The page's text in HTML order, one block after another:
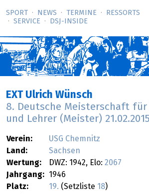
SPORT NEWS TERMINE
RESSORTS
SERVICE
DSJ-­INSIDE
EXT Ulrich Wünsch
8. Deutsche Meisterschaft für
und Lehrer (Meister) 21.02.2015
Verein:
USG Chemnitz
Land:
Sachsen
Wertung:
DWZ: 1942, Elo: 2067
Jahrgang:
1946
Platz:
19. (Setzliste 18)